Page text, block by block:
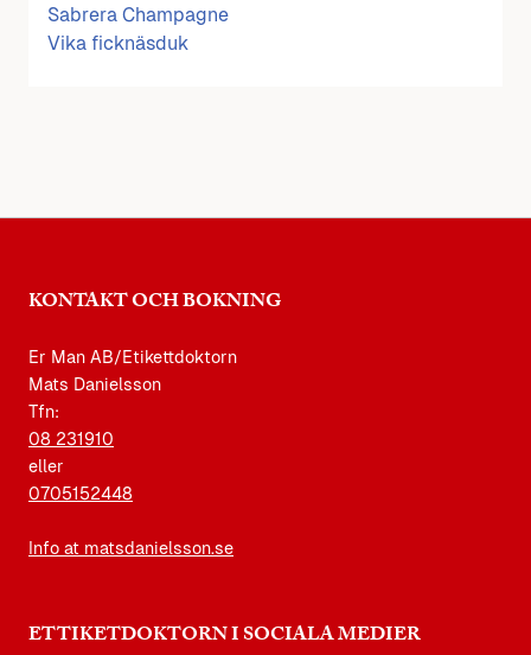
Sabrera Champagne
Vika ficknäsduk
KONTAKT OCH BOKNING
Er Man AB/Etikettdoktorn
Mats Danielsson
Tfn:
08 231910
eller
0705152448
Info at matsdanielsson.se
ETTIKETDOKTORN I SOCIALA MEDIER